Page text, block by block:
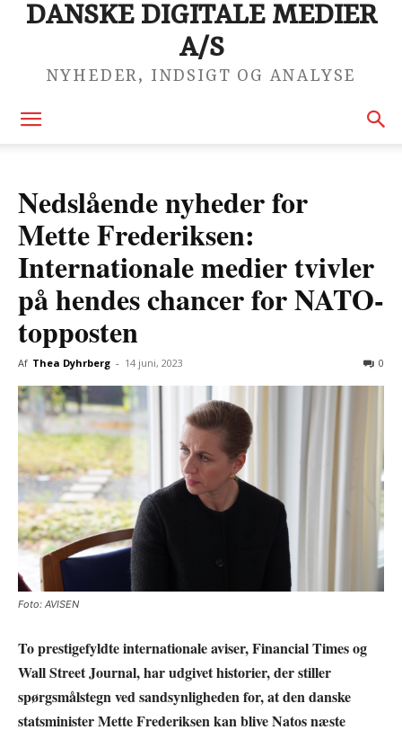
DANSKE DIGITALE MEDIER
A/S
NYHEDER, INDSIGT OG ANALYSE
Nedslående nyheder for
Mette Frederiksen:
Internationale medier tvivler
på hendes chancer for NATO-
topposten
Af Thea Dyhrberg - 14 juni, 2023 0
Foto: AVISEN
To prestigefyldte internationale aviser, Financial Times og
Wall Street Journal, har udgivet historier, der stiller
spørgsmålstegn ved sandsynligheden for, at den danske
statsminister Mette Frederiksen kan blive Natos næste